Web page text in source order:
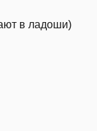
в ладоши)